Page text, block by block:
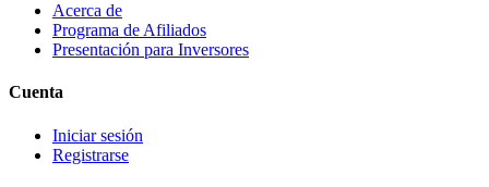
Acerca de
Programa de Afiliados
Presentación para Inversores
Cuenta
Iniciar sesión
Registrarse